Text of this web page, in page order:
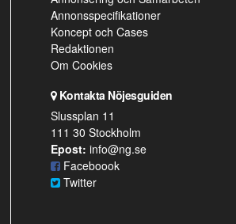
Annonsspecifikationer
Koncept och Cases
Redaktionen
Om Cookies
Kontakta Nöjesguiden
Slussplan 11
111 30 Stockholm
Epost: info@ng.se
Faceboook
Twitter